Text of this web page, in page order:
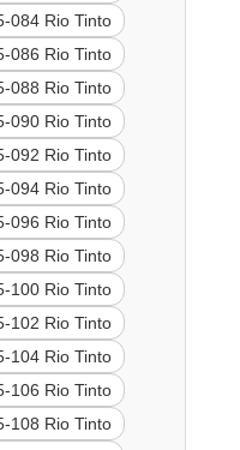
084 Rio Tinto
086 Rio Tinto
088 Rio Tinto
090 Rio Tinto
092 Rio Tinto
094 Rio Tinto
096 Rio Tinto
098 Rio Tinto
100 Rio Tinto
102 Rio Tinto
104 Rio Tinto
106 Rio Tinto
108 Rio Tinto